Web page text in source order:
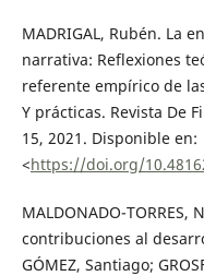
MADRIGAL, Rubén. La
narrativa: Reflexiones
referente empírico de
Y prácticas. Revista De
15, 2021. Disponible en:
<https://doi.org/
MALDONADO-
contribuciones al
GÓMEZ, Santiago;